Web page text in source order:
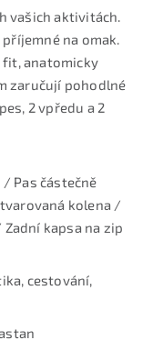
vašich aktivitách.
na omak.
anatomicky
zaručují pohodlné
2 vpředu a 2
Pas částečně
kolena /
kapsa na zip
cestování,